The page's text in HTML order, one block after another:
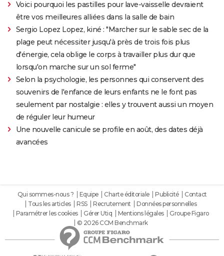
Voici pourquoi les pastilles pour lave-vaisselle devraient
être vos meilleures alliées dans la salle de bain
Sergio Lopez Lopez, kiné : "Marcher sur le sable sec de la
plage peut nécessiter jusqu'à près de trois fois plus
d'énergie, cela oblige le corps à travailler plus dur que
lorsqu'on marche sur un sol ferme"
Selon la psychologie, les personnes qui conservent des
souvenirs de l'enfance de leurs enfants ne le font pas
seulement par nostalgie : elles y trouvent aussi un moyen
de réguler leur humeur
Une nouvelle canicule se profile en août, des dates déjà
avancées
Qui sommes-nous ? Equipe Charte éditoriale Publicité
Contact
Tous les articles
RSS Recrutement
Données personnelles
Paramétrer les cookies
Gérer Utiq Mentions légales
Groupe Figaro
© 2026 CCM Benchmark